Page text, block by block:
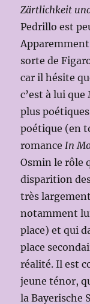
Zärtlichkeit
Pedrillo est
sorte de
car il hésite
c’est à lui
plus
poétique (en
romanceIn
Osmin le rôle
disparition
très
notamment
place) et qui
place
réalité. Il est
jeune ténor,
la Bayerische